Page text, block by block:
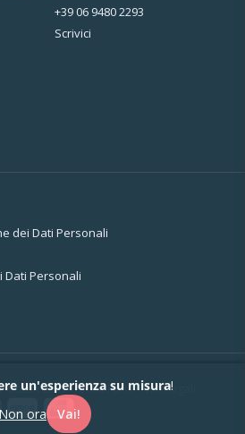
+39 06 9480 2293
Scrivici
dei Dati Personali
Dati Personali
- 75008 Paris -Note legali
un'esperienza su misura!
Non ora
Vai!